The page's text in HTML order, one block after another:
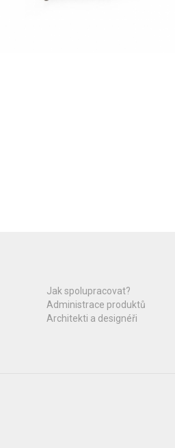
Jak spolupracovat?
Administrace produktů
Architekti a designéři